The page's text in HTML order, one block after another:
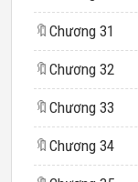
🔖 Chương 31
🔖 Chương 32
🔖 Chương 33
🔖 Chương 34